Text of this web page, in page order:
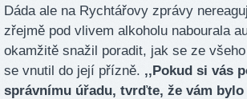
Dáda ale na Rychtářovy zprávy
zřejmě pod vlivem alkoholu nabourala
okamžitě snažil poradit, jak se ze
se vnutil do její přízně. ‚‚Pokud si vás
správnímu úřadu, tvrďte, že vám bylo